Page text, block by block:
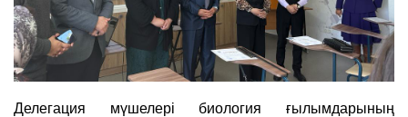
Делегация мүшелері биология ғылымдарының